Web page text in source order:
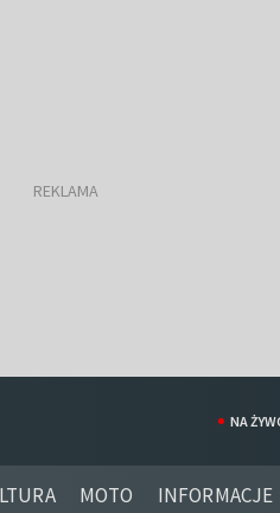
MOTO INFORMACJE
NA